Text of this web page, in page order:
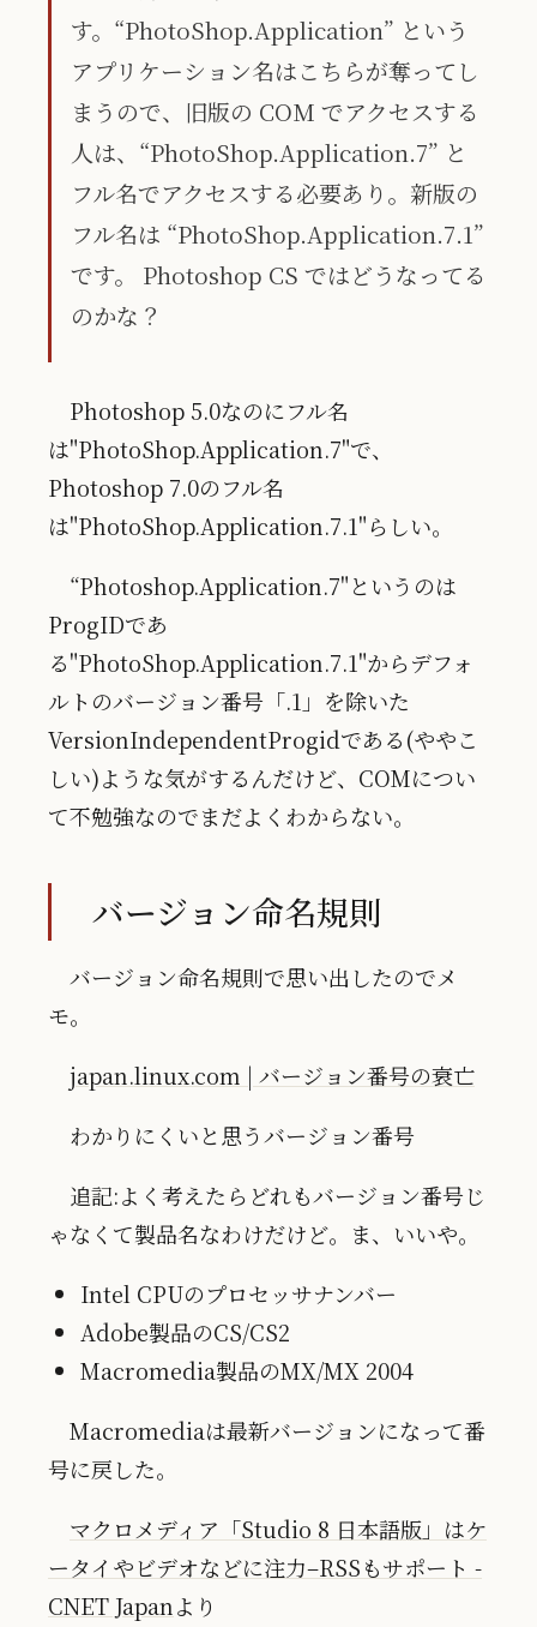
す。“PhotoShop.Application” という
アプリケーション名はこちらが奪ってし
まうので、旧版の COM でアクセスする
人は、“PhotoShop.Application.7” と
フル名でアクセスする必要あり。新版の
フル名は “PhotoShop.Application.7.1”
です。 Photoshop CS ではどうなってる
のかな？
Photoshop 5.0なのにフル名
は"PhotoShop.Application.7"で、
Photoshop 7.0のフル名
は"PhotoShop.Application.7.1"らしい。
“Photoshop.Application.7"というのは
ProgIDであ
る"PhotoShop.Application.7.1"からデフォ
ルトのバージョン番号「.1」を除いた
VersionIndependentProgidである(ややこ
しい)ような気がするんだけど、COMについ
て不勉強なのでまだよくわからない。
バージョン命名規則
バージョン命名規則で思い出したのでメ
モ。
japan.linux.com | バージョン番号の衰亡
わかりにくいと思うバージョン番号
追記:よく考えたらどれもバージョン番号じ
ゃなくて製品名なわけだけど。ま、いいや。
Intel CPUのプロセッサナンバー
Adobe製品のCS/CS2
Macromedia製品のMX/MX 2004
Macromediaは最新バージョンになって番
号に戻した。
マクロメディア「Studio 8 日本語版」はケ
ータイやビデオなどに注力–RSSもサポート -
CNET Japanより